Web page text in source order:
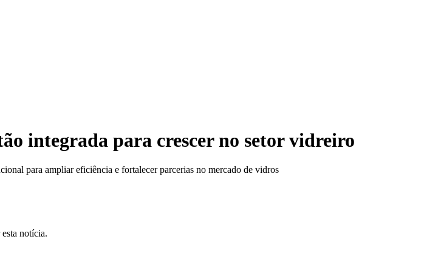
integrada para crescer no setor vidreiro
para ampliar eficiência e fortalecer parcerias no mercado de vidros
notícia.